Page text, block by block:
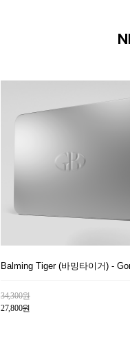
Balming Tiger (바밍타이거) -
34,300원
27,800원